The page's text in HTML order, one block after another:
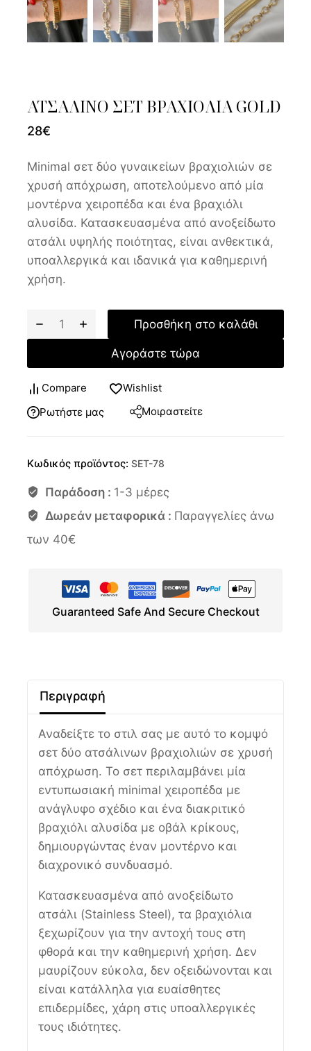
ΑΤΣΑΛΙΝΟ ΣΕΤ ΒΡΑΧΙΟΛΙΑ GOLD
28€
Minimal σετ δύο γυναικείων βραχιολιών σε
χρυσή απόχρωση, αποτελούμενο από μία
μοντέρνα χειροπέδα και ένα βραχιόλι
αλυσίδα. Κατασκευασμένα από ανοξείδωτο
ατσάλι υψηλής ποιότητας, είναι ανθεκτικά,
υποαλλεργικά και ιδανικά για καθημερινή
χρήση.
Προσθήκη στο καλάθι
Αγοράστε τώρα
Compare
Wishlist
Ρωτήστε μας
Μοιραστείτε
Κωδικός προϊόντος: SET-78
Παράδοση : 1-3 μέρες
Δωρεάν μεταφορικά : Παραγγελίες άνω
των 40€
Guaranteed Safe And Secure Checkout
Περιγραφή
Αναδείξτε το στιλ σας με αυτό το κομψό
σετ δύο ατσάλινων βραχιολιών σε χρυσή
απόχρωση. Το σετ περιλαμβάνει μία
εντυπωσιακή minimal χειροπέδα με
ανάγλυφο σχέδιο και ένα διακριτικό
βραχιόλι αλυσίδα με οβάλ κρίκους,
δημιουργώντας έναν μοντέρνο και
διαχρονικό συνδυασμό.
Κατασκευασμένα από ανοξείδωτο
ατσάλι (Stainless Steel), τα βραχιόλια
ξεχωρίζουν για την αντοχή τους στη
φθορά και την καθημερινή χρήση. Δεν
μαυρίζουν εύκολα, δεν οξειδώνονται και
είναι κατάλληλα για ευαίσθητες
επιδερμίδες, χάρη στις υποαλλεργικές
τους ιδιότητες.